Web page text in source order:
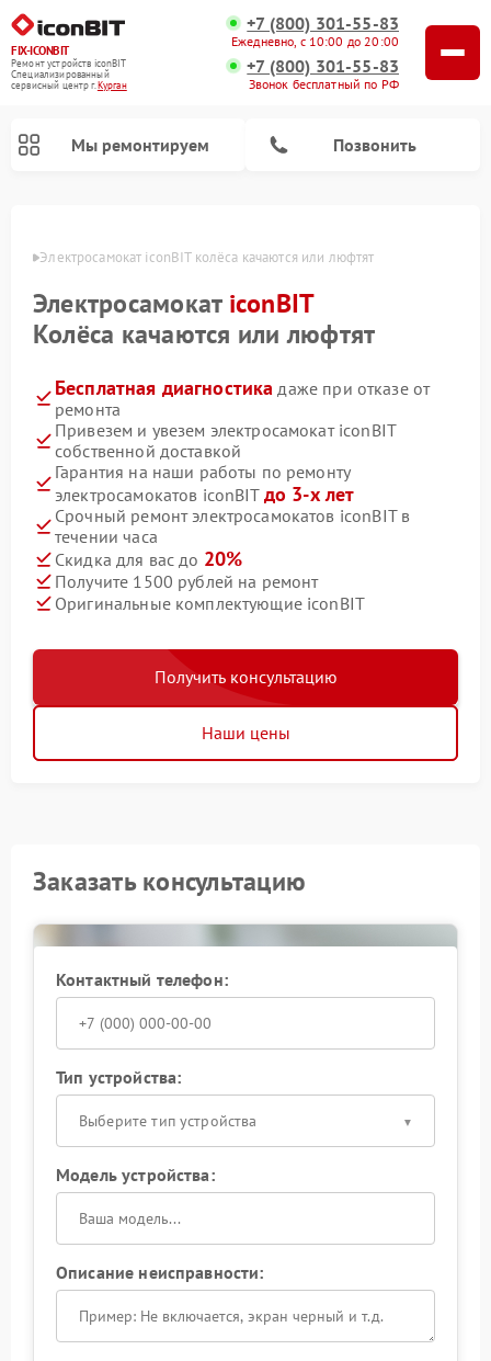
FIX-ICONBIT
Ремонт устройств iconBIT
Специализированный
cервисный центр г.Курган
+7 (800) 301-55-83
Ежедневно, с 10:00 до 20:00
+7 (800) 301-55-83
Звонок бесплатный по РФ
Мы ремонтируем Позвонить
Электросамокат iconBIT колёса качаются или люфтят
Электросамокат iconBIT
Колёса качаются или люфтят
Бесплатная диагностика даже при отказе от
ремонта
Привезем и увезем электросамокат iconBIT
собственной доставкой
Гарантия на наши работы по ремонту
электросамокатов iconBIT до 3-х лет
Срочный ремонт электросамокатов iconBIT в
течении часа
Скидка для вас до 20%
Получите 1500 рублей на ремонт
Оригинальные комплектующие iconBIT
Получить консультацию
Наши цены
Заказать консультацию
Контактный телефон:
Тип устройства:
Выберите тип устройства
Модель устройства:
Описание неисправности: